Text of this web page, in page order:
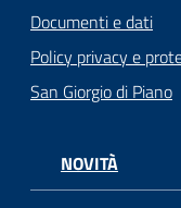
Documenti e dati
Policy privacy e
San Giorgio di Piano
NOVITÀ